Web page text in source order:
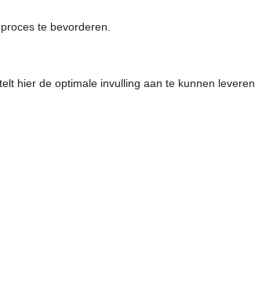
te bevorderen.
hier de optimale invulling aan te kunnen leveren.